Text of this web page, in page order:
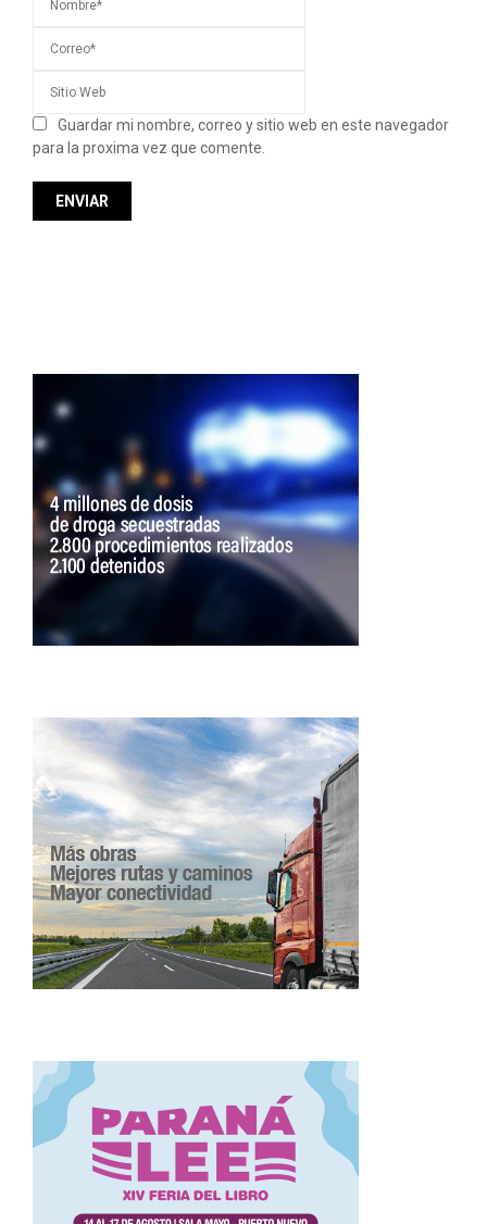
Guardar mi nombre, correo y sitio web en este navegador
para la proxima vez que comente.